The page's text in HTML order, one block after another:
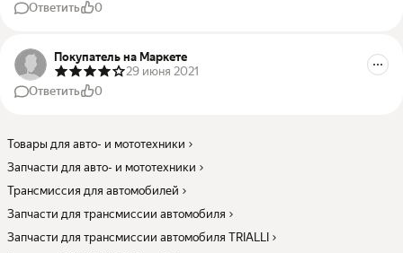
Ответить
0
Покупатель на Маркете
29 июня 2021
Ответить
0
Товары для авто- и мототехники
Запчасти для авто- и мототехники
Трансмиссия для автомобилей
Запчасти для трансмиссии автомобиля
Запчасти для трансмиссии автомобиля TRIALLI